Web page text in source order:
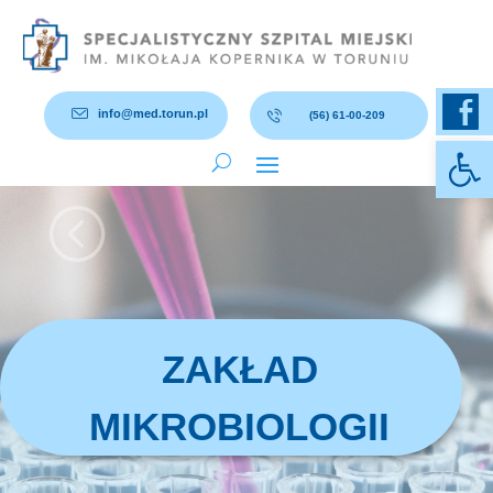
info@med.torun.pl (56) 61-00-209
<
ZAKŁAD
MIKROBIOLOGII